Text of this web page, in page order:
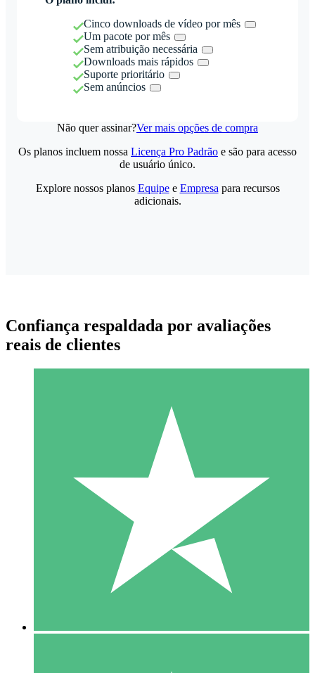
Cinco downloads de vídeo por mês
Um pacote por mês
Sem atribuição necessária
Downloads mais rápidos
Suporte prioritário
Sem anúncios
Não quer assinar?Ver mais opções de compra
Pacotes de Créditos Individuais
Pague conforme o uso com créditos de download. Sem
1000
Os planos incluem nossa Licença Pro Padrão e são para acesso
de usuário único.
Explore nossos planos Equipee Empresa para recursos
adicionais.
Confiança respaldada por avaliações
reais de clientes